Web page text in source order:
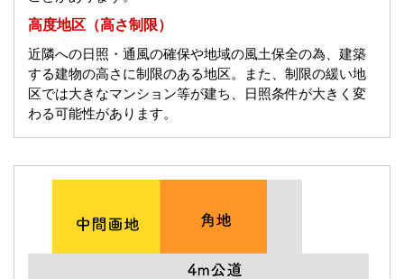
高度地区（高さ制限）
近隣への日照・通風の確保や地域の風土保全の為、建築
する建物の高さに制限のある地区。また、制限の緩い地
区では大きなマンション等が建ち、日照条件が大きく変
わる可能性があります。